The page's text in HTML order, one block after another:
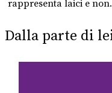
rappresenta laici e
Dalla parte di